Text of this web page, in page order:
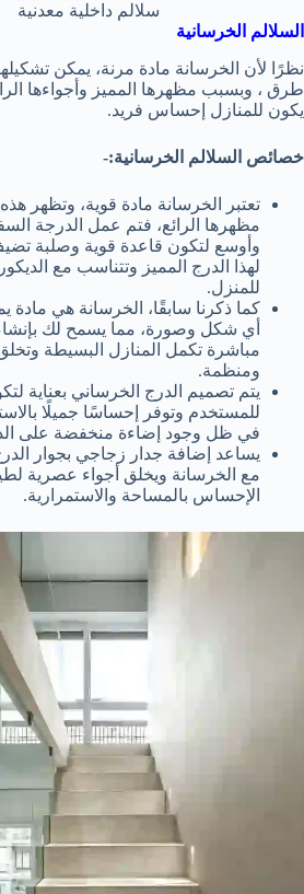
سلالم داخلية معدنية
السلالم الخرسانية
نظرًا لأن الخرسانة مادة مرنة، يمكن
طرق ، وبسبب مظهرها المميز وأجواءها
يكون للمنازل إحساس فريد.
خصائص السلالم الخرسانية:-
تعتبر الخرسانة مادة قوية، وتظهر
مظهرها الرائع، فتم عمل الدرجة
وأوسع لتكون قاعدة قوية وصلبة
لهذا الدرج المميز وتتناسب مع
للمنزل.
كما ذكرنا سابقًا، الخرسانة هي مادة
أي شكل وصورة، مما يسمح لك
مباشرة تكمل المنازل البسيطة
ومنظمة.
يتم تصميم الدرج الخرساني بعناية
للمستخدم وتوفر إحساسًا جميلًا
في ظل وجود إضاءة منخفضة على
يساعد إضافة جدار زجاجي بجوار
مع الخرسانة ويخلق أجواء عصرية
الإحساس بالمساحة والاستمرارية.